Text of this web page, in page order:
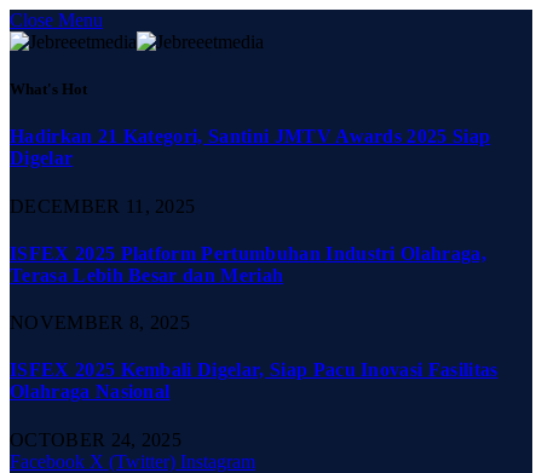
Close Menu
What's Hot
Hadirkan 21 Kategori, Santini JMTV Awards 2025 Siap
Digelar
DECEMBER 11, 2025
ISFEX 2025 Platform Pertumbuhan Industri Olahraga,
Terasa Lebih Besar dan Meriah
NOVEMBER 8, 2025
ISFEX 2025 Kembali Digelar, Siap Pacu Inovasi Fasilitas
Olahraga Nasional
OCTOBER 24, 2025
Facebook X (Twitter) Instagram